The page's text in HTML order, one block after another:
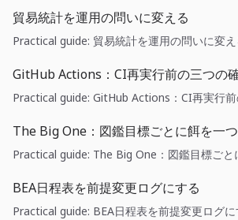
貿易統計を運用の問いに変える
Practical guide: 貿易統計を運用の問いに変え
GitHub Actions：CI再実行前の三つの
Practical guide: GitHub Actions：CI再実行
The Big One：図鑑目標ごとに餌を一
Practical guide: The Big One：図鑑目標ごと
BEA日程表を前提変更ログにする
Practical guide: BEA日程表を前提変更ログに